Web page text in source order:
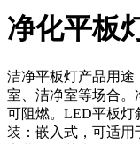
净化平板
洁净平板灯产品用途
室、洁净室等场合。
可阻燃。LED平板灯
装：嵌入式，可适用